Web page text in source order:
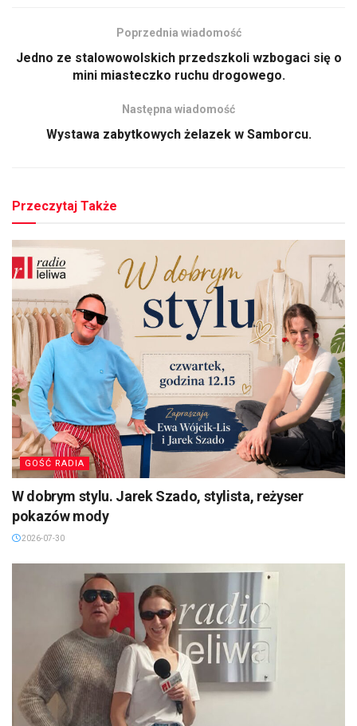
Poprzednia wiadomość
Jedno ze stalowowolskich przedszkoli wzbogaci się o
mini miasteczko ruchu drogowego.
Następna wiadomość
Wystawa zabytkowych żelazek w Samborcu.
Przeczytaj Także
GOŚĆ RADIA
W dobrym stylu. Jarek Szado, stylista, reżyser
pokazów mody
2026-07-30